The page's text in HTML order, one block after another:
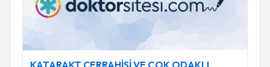
KATARAKT CERRAHİSİ VE ÇOK ODAKLI